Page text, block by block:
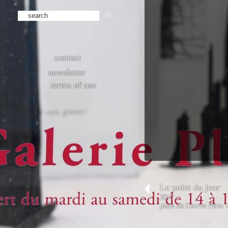
ok
contact
newsletter
terms of use
Le point du jour
2017
place du Louvre Paris